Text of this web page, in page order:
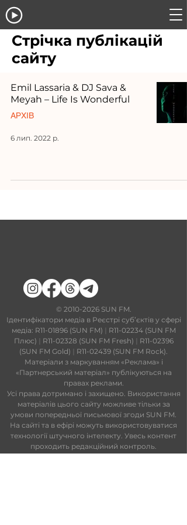
Стрічка публікацій
сайту
Emil Lassaria & DJ Sava &
Meyah – Life Is Wonderful
АРХІВ
6 лип. 2022 р.
​© 2010-2026SUN FM.
Ідентифікатори медіа в Реєстрі суб’єктів у сфері
медіа: R11-01896 (SUN FM) | R11-02234 (SUN FM
Плюс) | R11-02328 (SUN FM Fresh) | R11-02396
(SUN FM Gold) | R11-02439 (SUN FM Rock).
Матеріали з маркуванням «Реклама» і
«Партнерський матеріал» публікуються на
правах реклами.
Усі права дотримано і захищено. Використання
матеріалів цього сайту можливе тільки за
умови попередньої письмової згоди SUN FM.
На сайті та в ефірі можуть використовуватися
технології штучного інтелекту. Увесь контент
проходить редакційний контроль.